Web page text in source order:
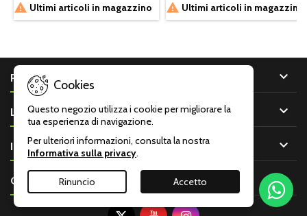
 Ultimi articoli in magazzino  Ultimi articoli in magazzino
PRODOTTI 
LA NOSTRA AZIENDA 
IL TUO ACCOUNT 
CONTATTO 
Cookies
Questo negozio utilizza i cookie per migliorare la
tua esperienza di navigazione.
Per ulteriori informazioni, consulta la nostra
Informativa sulla privacy.
Rinuncio Accetto